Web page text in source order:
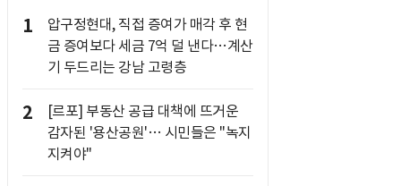
1
압구정현대, 직접 증여가 매각 후 현
금 증여보다 세금 7억 덜 낸다…계산
기 두드리는 강남 고령층
2
[르포] 부동산 공급 대책에 뜨거운
감자된 '용산공원'… 시민들은 "녹지
지켜야"